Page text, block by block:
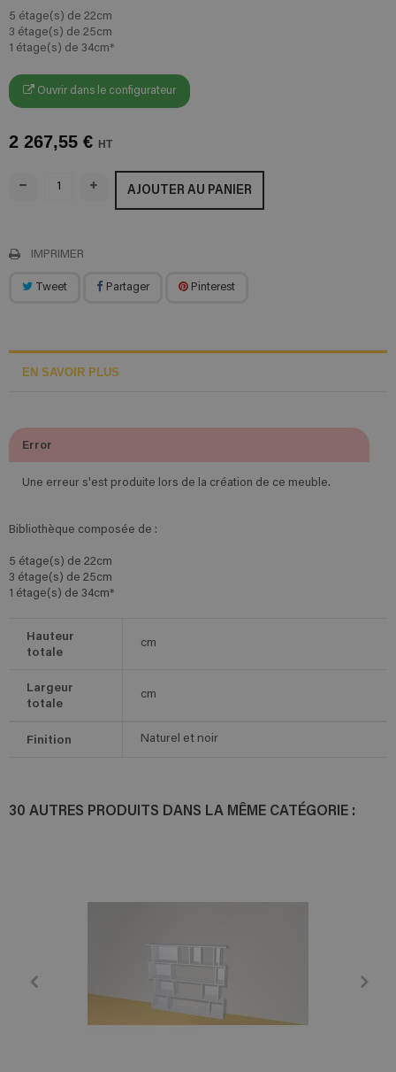
5 étage(s) de 22cm
3 étage(s) de 25cm
1 étage(s) de 34cm*
Ouvrir dans le configurateur
2 267,55 € HT
AJOUTER AU PANIER
IMPRIMER
Tweet Partager Pinterest
EN SAVOIR PLUS
Error
Une erreur s'est produite lors de la création de ce meuble.
Bibliothèque composée de :
5 étage(s) de 22cm
3 étage(s) de 25cm
1 étage(s) de 34cm*
Hauteur
totale
cm
Largeur
totale
cm
Finition Naturel et noir
30 AUTRES PRODUITS DANS LA MÊME CATÉGORIE :